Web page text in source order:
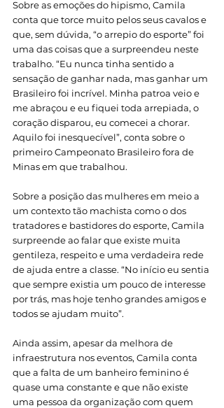
Sobre as emoções do hipismo, Camila
conta que torce muito pelos seus cavalos e
que, sem dúvida, “o arrepio do esporte” foi
uma das coisas que a surpreendeu neste
trabalho. “Eu nunca tinha sentido a
sensação de ganhar nada, mas ganhar um
Brasileiro foi incrível. Minha patroa veio e
me abraçou e eu fiquei toda arrepiada, o
coração disparou, eu comecei a chorar.
Aquilo foi inesquecível”, conta sobre o
primeiro Campeonato Brasileiro fora de
Minas em que trabalhou.
Sobre a posição das mulheres em meio a
um contexto tão machista como o dos
tratadores e bastidores do esporte, Camila
surpreende ao falar que existe muita
gentileza, respeito e uma verdadeira rede
de ajuda entre a classe. “No início eu sentia
que sempre existia um pouco de interesse
por trás, mas hoje tenho grandes amigos e
todos se ajudam muito”.
Ainda assim, apesar da melhora de
infraestrutura nos eventos, Camila conta
que a falta de um banheiro feminino é
quase uma constante e que não existe
uma pessoa da organização com quem